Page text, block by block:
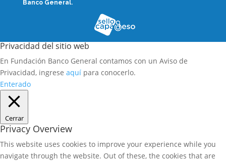
Banco General.
Privacidad del sitio web
En Fundación Banco General contamos con un Aviso de
Privacidad, ingrese aquí para conocerlo.
Enterado
Cerrar
Privacy Overview
This website uses cookies to improve your experience while you
navigate through the website. Out of these, the cookies that are